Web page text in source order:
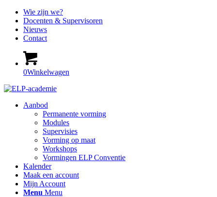
Wie zijn we?
Docenten & Supervisoren
Nieuws
Contact
0Winkelwagen
Aanbod
Permanente vorming
Modules
Supervisies
Vorming op maat
Workshops
Vormingen ELP Conventie
Kalender
Maak een account
Mijn Account
Menu Menu